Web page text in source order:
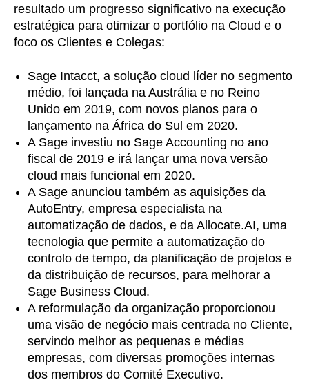
resultado um progresso significativo na execução
estratégica para otimizar o portfólio na Cloud e o
foco os Clientes e Colegas:
Sage Intacct, a solução cloud líder no segmento
médio, foi lançada na Austrália e no Reino
Unido em 2019, com novos planos para o
lançamento na África do Sul em 2020.
A Sage investiu no Sage Accounting no ano
fiscal de 2019 e irá lançar uma nova versão
cloud mais funcional em 2020.
A Sage anunciou também as aquisições da
AutoEntry, empresa especialista na
automatização de dados, e da Allocate.AI, uma
tecnologia que permite a automatização do
controlo de tempo, da planificação de projetos e
da distribuição de recursos, para melhorar a
Sage Business Cloud.
A reformulação da organização proporcionou
uma visão de negócio mais centrada no Cliente,
servindo melhor as pequenas e médias
empresas, com diversas promoções internas
dos membros do Comité Executivo.